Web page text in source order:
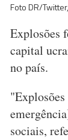
Foto DR/
Explosões
capital
no país.
sociais,